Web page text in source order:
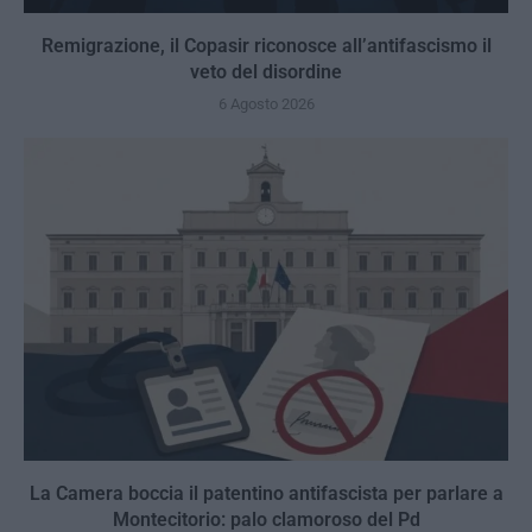
Remigrazione, il Copasir riconosce all’antifascismo il
veto del disordine
6 Agosto 2026
La Camera boccia il patentino antifascista per parlare a
Montecitorio: palo clamoroso del Pd